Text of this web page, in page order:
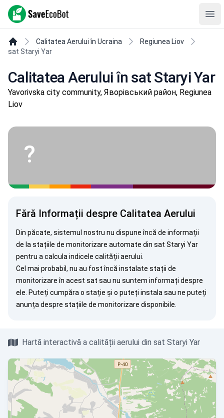
SaveEcoBot
Calitatea Aerului în Ucraina
Regiunea Liov
sat Staryi Yar
Calitatea Aerului în sat Staryi Yar
Yavorivska city community, Яворівський район, Regiunea
Liov
?
Fără Informații despre Calitatea Aerului
Din păcate, sistemul nostru nu dispune încă de informații
de la stațiile de monitorizare automate din sat Staryi Yar
pentru a calcula indicele calității aerului.
Cel mai probabil, nu au fost încă instalate stații de
monitorizare în acest sat sau nu suntem informați despre
ele. Puteți cumpăra o stație și o puteți instala sau ne puteți
anunța despre stațiile de monitorizare disponibile.
Hartă interactivă a calității aerului din sat Staryi Yar